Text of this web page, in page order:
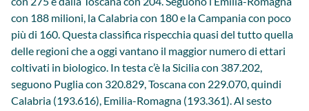
con 188 milioni, la Calabria con 180 e la Campania con poco
più di 160. Questa classifica rispecchia quasi del tutto quella
delle regioni che a oggi vantano il maggior numero di ettari
coltivati in biologico. In testa c’è la Sicilia con 387.202,
seguono Puglia con 320.829, Toscana con 229.070, quindi
Calabria (193.616), Emilia-Romagna (193.361). Al sesto